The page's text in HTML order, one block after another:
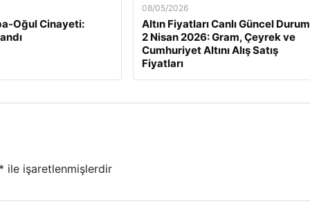
Oğul Cinayeti:
08/05/2026
Altın Fiyatları Canlı Güncel Durum
2 Nisan 2026: Gram, Çeyrek ve
Cumhuriyet Altını Alış Satış
Fiyatları
* ile işaretlenmişlerdir